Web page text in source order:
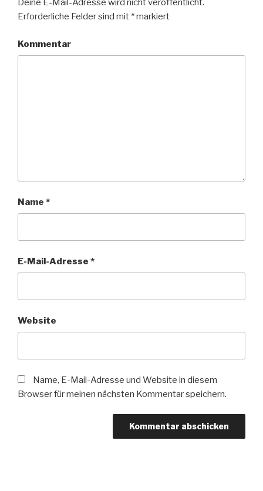
Deine E-Mail-Adresse wird nicht veröffentlicht.
Erforderliche Felder sind mit *markiert
Kommentar
Name *
E-Mail-Adresse *
Website
Name, E-Mail-Adresse und Website in diesem
Browser für meinen nächsten Kommentar speichern.